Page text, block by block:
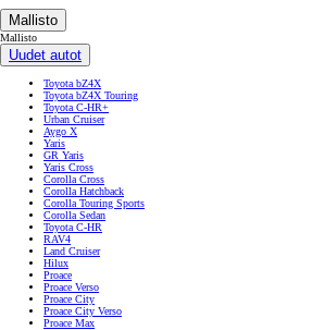
Mallisto
Mallisto
Uudet autot
Toyota bZ4X
Toyota bZ4X Touring
Toyota C-HR+
Urban Cruiser
Aygo X
Yaris
GR Yaris
Yaris Cross
Corolla Cross
Corolla Hatchback
Corolla Touring Sports
Corolla Sedan
Toyota C-HR
RAV4
Land Cruiser
Hilux
Proace
Proace Verso
Proace City
Proace City Verso
Proace Max